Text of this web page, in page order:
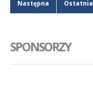
Następna Ostatnia
SPONSORZY